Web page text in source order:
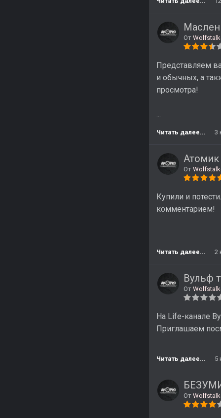
От
Представляем
и обычных, а
просмотра!
Читать далее... 3
Атомик
От
Купили и
комментарием!
Читать далее... 2
Вульф
От
На Life-канале
Приглашаем
Читать далее... 5
От